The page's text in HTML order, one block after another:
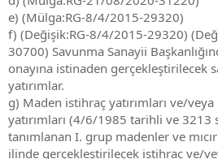
e) (Mülga:RG-8/4/2015-29320)
f) (Değişik:RG-8/4/2015-29320)
30700) Savunma Sanayii
onayına istinaden gerçekleştirilecek
yatırımlar.
g) Maden istihraç yatırımları ve/
yatırımları (4/6/1985 tarihli ve 3213
tanımlanan I. grup madenler ve
ilinde gerçekleştirilecek istihraç ve/